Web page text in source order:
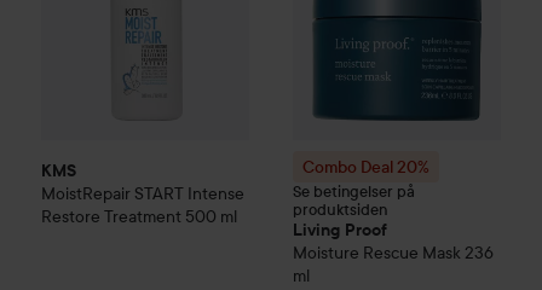
KMS
MoistRepair START Intense
Restore Treatment 500 ml
Combo Deal 20%
Se betingelser på
produktsiden
Living Proof
Moisture Rescue Mask 236
ml